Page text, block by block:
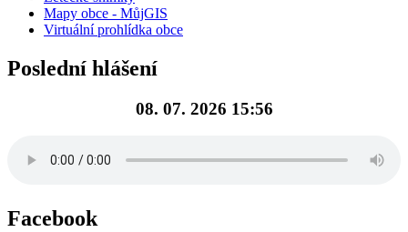
Mapy obce - MůjGIS
Virtuální prohlídka obce
Poslední hlášení
08. 07. 2026 15:56
Facebook